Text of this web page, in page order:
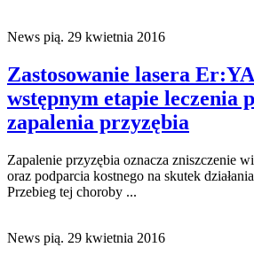
News pią. 29 kwietnia 2016
Zastosowanie lasera
wstępnym etapie leczenia
zapalenia przyzębia
Zapalenie przyzębia oznacza zniszczenie
oraz podparcia kostnego na skutek
Przebieg tej choroby ...
News pią. 29 kwietnia 2016